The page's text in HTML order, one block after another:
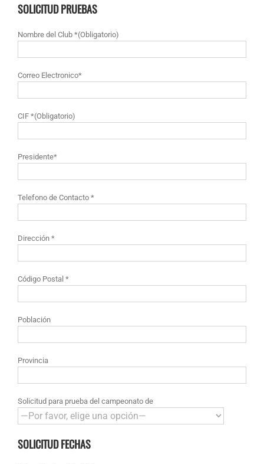
SOLICITUD PRUEBAS
Nombre del Club *(Obligatorio)
Correo Electronico*
CIF *(Obligatorio)
Presidente*
Telefono de Contacto *
Dirección *
Código Postal *
Población
Provincia
Solicitud para prueba del campeonato de
SOLICITUD FECHAS